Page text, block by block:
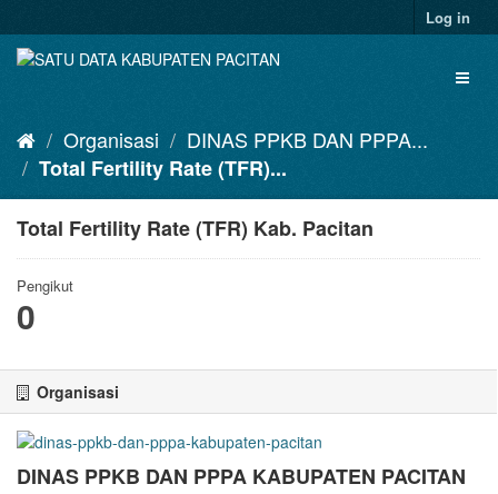
to
content
Log in
Organisasi
DINAS PPKB DAN PPPA...
Total Fertility Rate (TFR)...
Total Fertility Rate (TFR) Kab. Pacitan
Pengikut
0
Organisasi
DINAS PPKB DAN PPPA KABUPATEN PACITAN